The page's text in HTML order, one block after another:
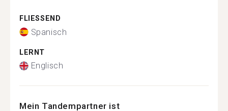
FLIESSEND
Spanisch
LERNT
Englisch
Mein Tandempartner ist